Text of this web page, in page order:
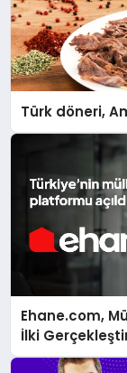
Türk döneri,
Ehane.com,
İlki